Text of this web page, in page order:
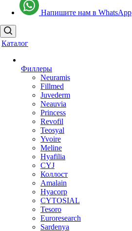
Напишите нам в WhatsApp
Каталог
Филлеры
Neuramis
Fillmed
Juvederm
Neauvia
Princess
Revofil
Teosyal
Yvoire
Meline
Hyafilia
CYJ
Коллост
Amalain
Hyacorp
CYTOSIAL
Tesoro
Euroresearch
Sardenya